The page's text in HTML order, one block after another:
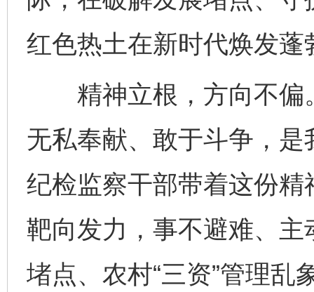
红色热土在新时代焕发蓬
精神立根，方向不偏
无私奉献、敢于斗争，
纪检监察干部带着这份
靶向发力，事不避难、
堵点、农村“三资”管理乱